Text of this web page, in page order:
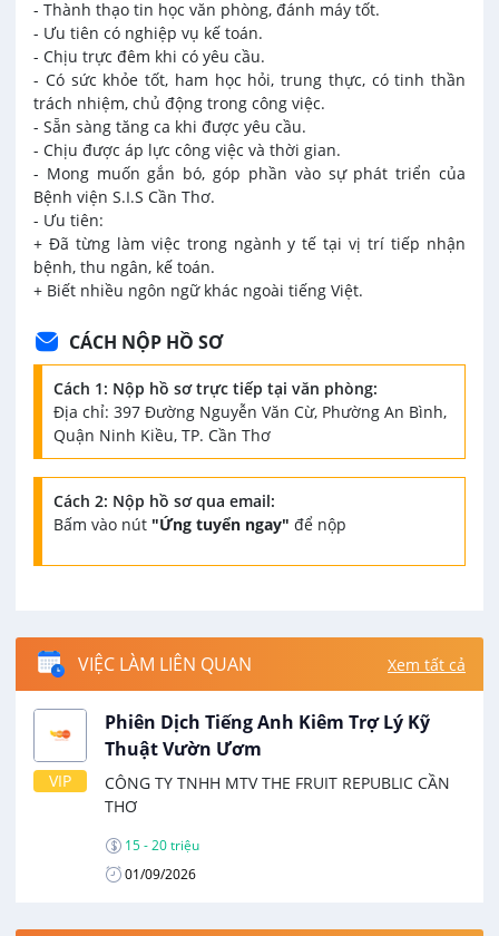
- Thành thạo tin học văn phòng, đánh máy tốt.
- Ưu tiên có nghiệp vụ kế toán.
- Chịu trực đêm khi có yêu cầu.
- Có sức khỏe tốt, ham học hỏi, trung thực, có tinh thần
trách nhiệm, chủ động trong công việc.
- Sẵn sàng tăng ca khi được yêu cầu.
- Chịu được áp lực công việc và thời gian.
- Mong muốn gắn bó, góp phần vào sự phát triển của
Bệnh viện S.I.S Cần Thơ.
- Ưu tiên:
+ Đã từng làm việc trong ngành y tế tại vị trí tiếp nhận
bệnh, thu ngân, kế toán.
+ Biết nhiều ngôn ngữ khác ngoài tiếng Việt.
CÁCH NỘP HỒ SƠ
Cách 1: Nộp hồ sơ trực tiếp tại văn phòng:
Địa chỉ: 397 Đường Nguyễn Văn Cừ, Phường An Bình,
Quận Ninh Kiều, TP. Cần Thơ
Cách 2: Nộp hồ sơ qua email:
Bấm vào nút "Ứng tuyển ngay" để nộp
VIỆC LÀM LIÊN QUAN Xem tất cả
VIP
Phiên Dịch Tiếng Anh Kiêm Trợ Lý Kỹ
Thuật Vườn Ươm
CÔNG TY TNHH MTV THE FRUIT REPUBLIC CẦN
THƠ
15 - 20 triệu
01/09/2026